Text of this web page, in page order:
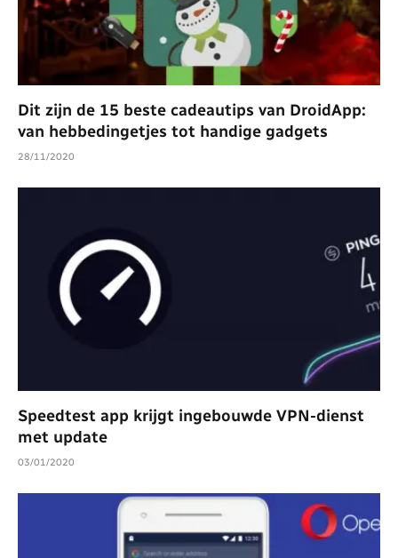
Dit zijn de 15 beste cadeautips van DroidApp:
van hebbedingetjes tot handige gadgets
28/11/2020
Speedtest app krijgt ingebouwde VPN-dienst
met update
03/01/2020